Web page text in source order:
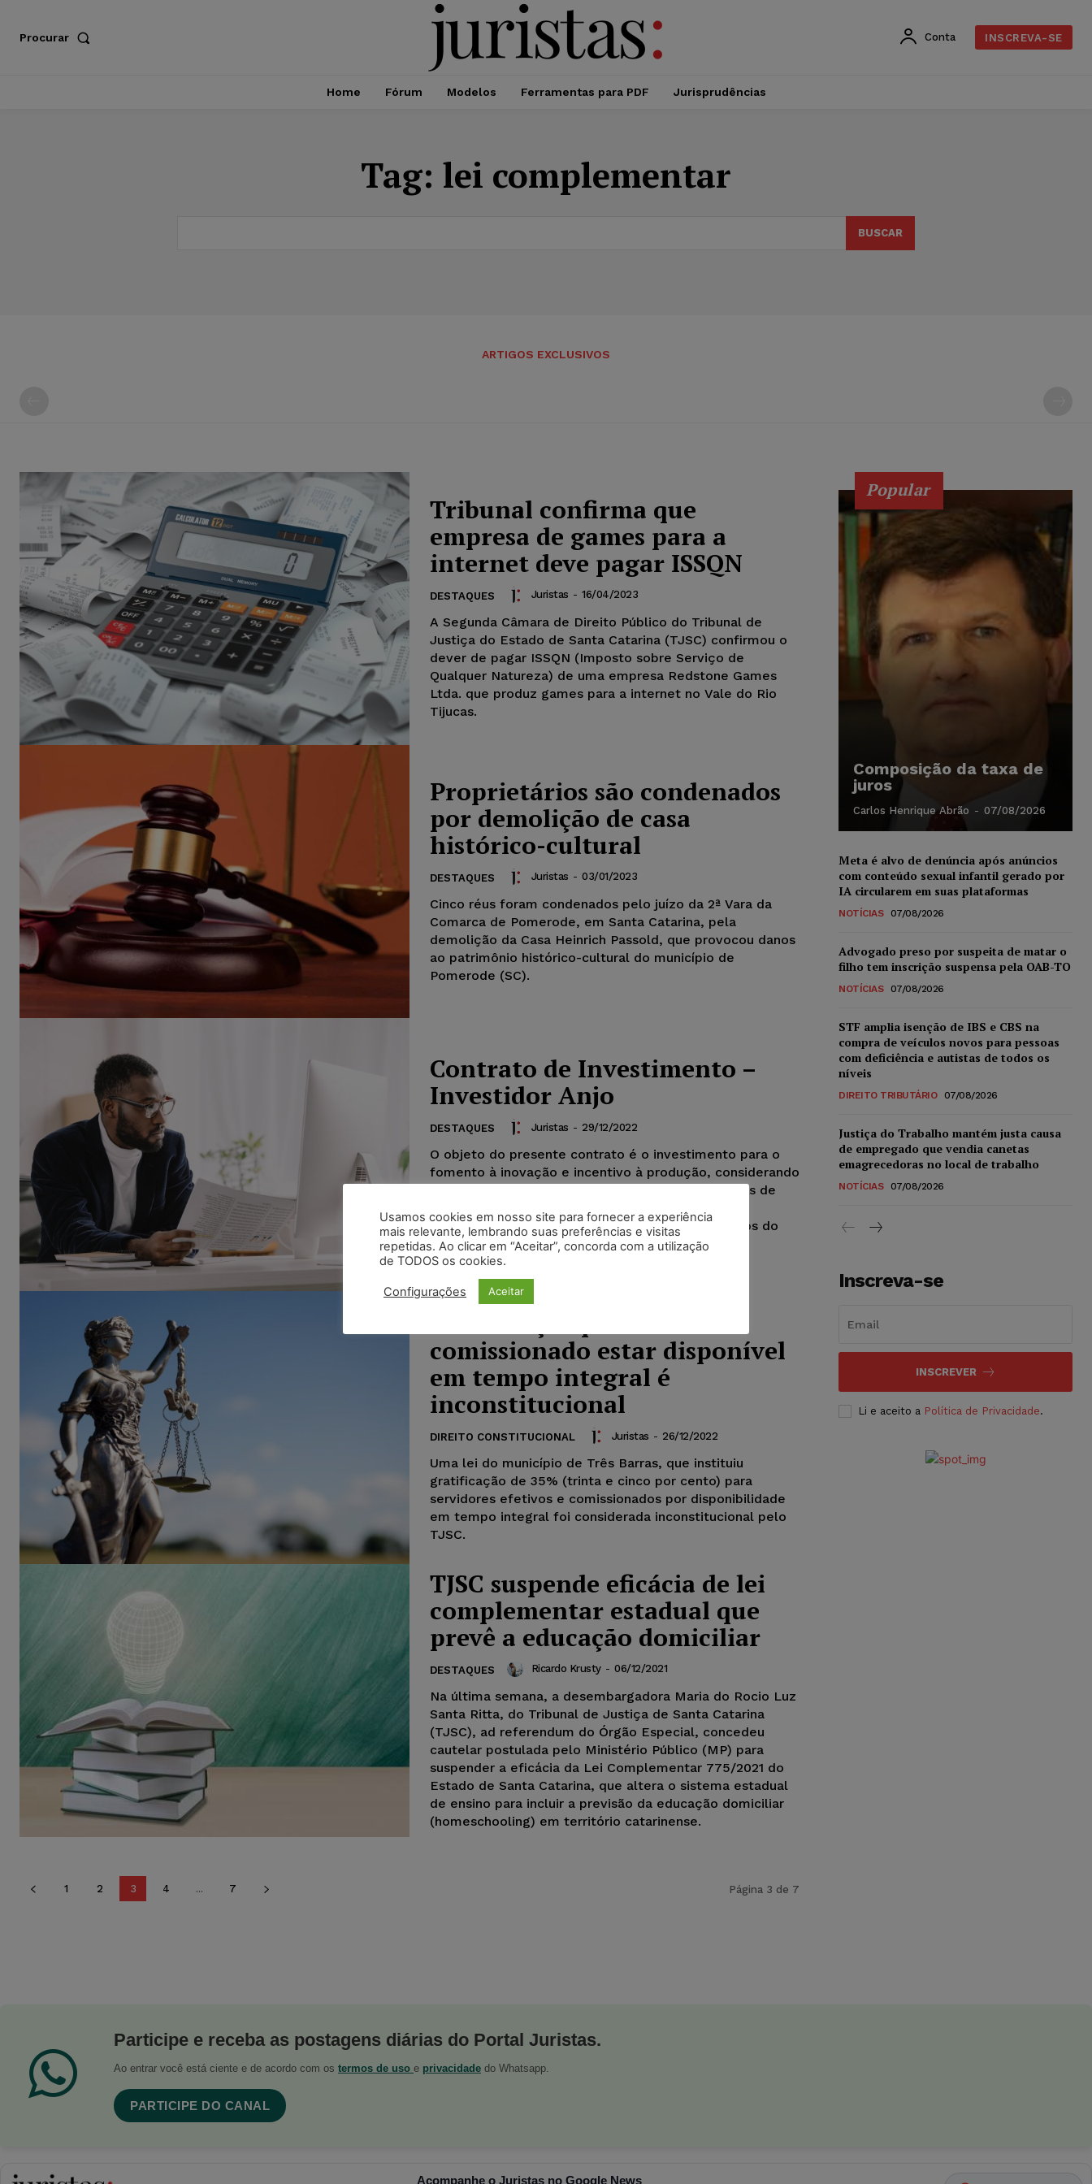
Procurar Conta INSCREVA-SE
Home Fórum Modelos Ferramentas para PDF Jurisprudências
Tag: lei complementar
BUSCAR
ARTIGOS EXCLUSIVOS
Tribunal confirma que
empresa de games para a
internet deve pagar ISSQN
DESTAQUES Juristas - 16/04/2023
A Segunda Câmara de Direito Público do Tribunal de
Justiça do Estado de Santa Catarina (TJSC) confirmou o
dever de pagar ISSQN (Imposto sobre Serviço de
Qualquer Natureza) de uma empresa Redstone Games
Ltda. que produz games para a internet no Vale do Rio
Tijucas.
Proprietários são condenados
por demolição de casa
histórico-cultural
DESTAQUES Juristas - 03/01/2023
Cinco réus foram condenados pelo juízo da 2ª Vara da
Comarca de Pomerode, em Santa Catarina, pela
demolição da Casa Heinrich Passold, que provocou danos
ao patrimônio histórico-cultural do município de
Pomerode (SC).
Contrato de Investimento –
Investidor Anjo
DESTAQUES Juristas - 29/12/2022
O objeto do presente contrato é o investimento para o
fomento à inovação e incentivo à produção, considerando
que os Sócios são titulares e possuidores legítimos de
100% do capital social da Sociedade. O Investidor
realizará um aporte especial de capital, nos termos do
artigo 61-A da Lei Complementar nº 123/2006.
comissionado estar disponível
em tempo integral é
inconstitucional
DIREITO CONSTITUCIONAL Juristas - 26/12/2022
Uma lei do município de Três Barras, que instituiu
gratificação de 35% (trinta e cinco por cento) para
servidores efetivos e comissionados por disponibilidade
em tempo integral foi considerada inconstitucional pelo
TJSC.
TJSC suspende eficácia de lei
complementar estadual que
prevê a educação domiciliar
DESTAQUES Ricardo Krusty - 06/12/2021
Na última semana, a desembargadora Maria do Rocio Luz
Santa Ritta, do Tribunal de Justiça de Santa Catarina
(TJSC), ad referendum do Órgão Especial, concedeu
cautelar postulada pelo Ministério Público (MP) para
suspender a eficácia da Lei Complementar 775/2021 do
Estado de Santa Catarina, que altera o sistema estadual
de ensino para incluir a previsão da educação domiciliar
(homeschooling) em território catarinense.
1 2 3 4 ... 7 Página 3 de 7
Popular
Composição da taxa de
juros
Carlos Henrique Abrão - 07/08/2026
Meta é alvo de denúncia após anúncios
com conteúdo sexual infantil gerado por
IA circularem em suas plataformas
NOTÍCIAS 07/08/2026
Advogado preso por suspeita de matar o
filho tem inscrição suspensa pela OAB-TO
NOTÍCIAS 07/08/2026
STF amplia isenção de IBS e CBS na
compra de veículos novos para pessoas
com deficiência e autistas de todos os
níveis
DIREITO TRIBUTÁRIO 07/08/2026
Justiça do Trabalho mantém justa causa
de empregado que vendia canetas
emagrecedoras no local de trabalho
NOTÍCIAS 07/08/2026
Inscreva-se
INSCREVER
Li e aceito a Política de Privacidade.
Participe e receba as postagens diárias do Portal Juristas.
Ao entrar você está ciente e de acordo com os termos de uso e privacidade do Whatsapp.
PARTICIPE DO CANAL
Acompanhe o Juristas no Google News
Usamos cookies em nosso site para fornecer a experiência
mais relevante, lembrando suas preferências e visitas
repetidas. Ao clicar em “Aceitar”, concorda com a utilização
de TODOS os cookies.
Configurações Aceitar